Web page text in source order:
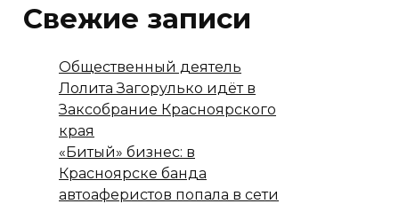
Свежие записи
Общественный деятель
Лолита Загорулько идёт в
Заксобрание Красноярского
края
«Битый» бизнес: в
Красноярске банда
автоаферистов попала в сети